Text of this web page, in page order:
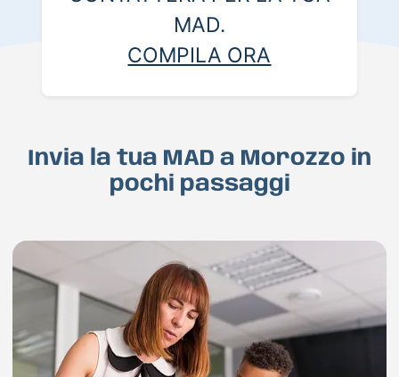
MAD.
COMPILA ORA
Invia la tua MAD a Morozzo in
pochi passaggi